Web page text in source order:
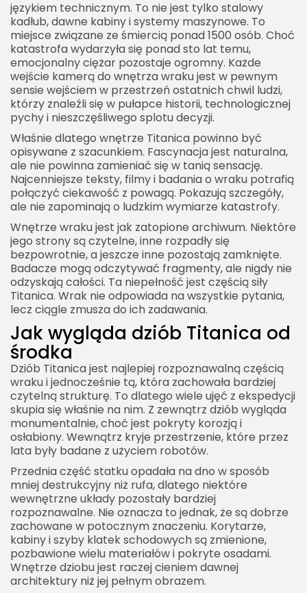
językiem technicznym. To nie jest tylko stalowy
kadłub, dawne kabiny i systemy maszynowe. To
miejsce związane ze śmiercią ponad 1500 osób. Choć
katastrofa wydarzyła się ponad sto lat temu,
emocjonalny ciężar pozostaje ogromny. Każde
wejście kamerą do wnętrza wraku jest w pewnym
sensie wejściem w przestrzeń ostatnich chwil ludzi,
którzy znaleźli się w pułapce historii, technologicznej
pychy i nieszczęśliwego splotu decyzji.
Właśnie dlatego wnętrze Titanica powinno być
opisywane z szacunkiem. Fascynacja jest naturalna,
ale nie powinna zamieniać się w tanią sensację.
Najcenniejsze teksty, filmy i badania o wraku potrafią
połączyć ciekawość z powagą. Pokazują szczegóły,
ale nie zapominają o ludzkim wymiarze katastrofy.
Wnętrze wraku jest jak zatopione archiwum. Niektóre
jego strony są czytelne, inne rozpadły się
bezpowrotnie, a jeszcze inne pozostają zamknięte.
Badacze mogą odczytywać fragmenty, ale nigdy nie
odzyskają całości. Ta niepełność jest częścią siły
Titanica. Wrak nie odpowiada na wszystkie pytania,
lecz ciągle zmusza do ich zadawania.
Jak wygląda dziób Titanica od
środka
Dziób Titanica jest najlepiej rozpoznawalną częścią
wraku i jednocześnie tą, która zachowała bardziej
czytelną strukturę. To dlatego wiele ujęć z ekspedycji
skupia się właśnie na nim. Z zewnątrz dziób wygląda
monumentalnie, choć jest pokryty korozją i
osłabiony. Wewnątrz kryje przestrzenie, które przez
lata były badane z użyciem robotów.
Przednia część statku opadała na dno w sposób
mniej destrukcyjny niż rufa, dlatego niektóre
wewnętrzne układy pozostały bardziej
rozpoznawalne. Nie oznacza to jednak, że są dobrze
zachowane w potocznym znaczeniu. Korytarze,
kabiny i szyby klatek schodowych są zmienione,
pozbawione wielu materiałów i pokryte osadami.
Wnętrze dziobu jest raczej cieniem dawnej
architektury niż jej pełnym obrazem.